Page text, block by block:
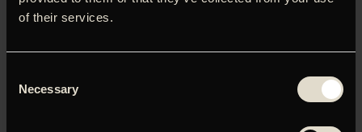
of their services.
Selection
Necessary
fatale hændelser, der splitter hans familie ad i tre
efter Gustafs død, sætter hans barnebarn, Laurits Munch-
finde frem til sandheden om, hvad der skete dengang og